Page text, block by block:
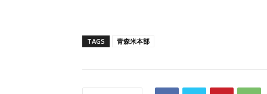
TAGS 青森米本部